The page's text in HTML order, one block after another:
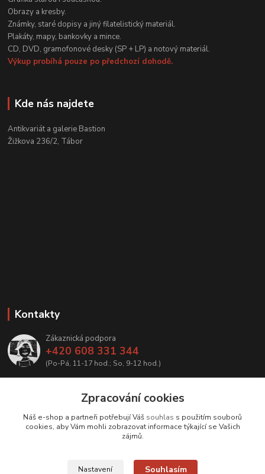
Obrazy a kresby.
Známky, staré dopisy a jiný filatelistický materiál.
Plakáty, mapy, bankovky a mince.
CD, DVD, gramofonové desky (SP + LP) a notový materiál.
Výkup probíhá pouze po předchozí dohodě.
Kde nás najdete
Antikvariát a galerie Bastion
Žižkova 236/2, Tábor
Kontakty
Zákaznická podpora
+420 608 331 344
(Po-Pá, 11-17 hod.; So, 9-12 hod.)
Upravit sběr cookies.
Zpracování cookies
Náš e-shop a partneři potřebují Váš souhlas s použitím souborů
cookies, aby Vám mohli zobrazovat informace týkající se Vašich
zájmů.
Nastavení Souhlasím